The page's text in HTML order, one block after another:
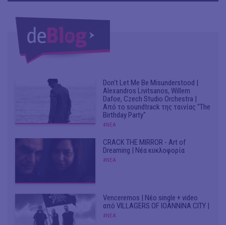
Don't Let Me Be Misunderstood |
Alexandros Livitsanos, Willem
Dafoe, Czech Studio Orchestra |
Από το soundtrack της ταινίας "The
Birthday Party"
#ΝΕΑ
CRACK THE MIRROR - Art of
Dreaming | Νέα κυκλοφορία
#ΝΕΑ
Venceremos | Νέο single + video
από VILLAGERS OF IOANNINA CITY |
#ΝΕΑ